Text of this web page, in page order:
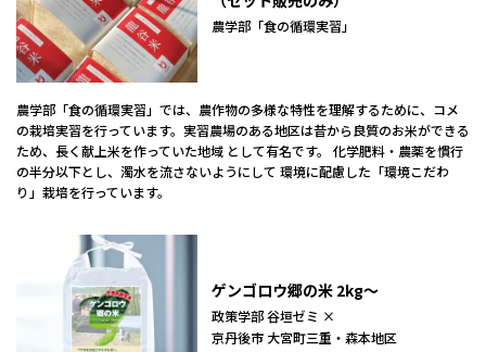
農学部「食の循環実習」
農学部「食の循環実習」では、農作物の多様な特性を理解するために、コメ
の栽培実習を行っています。実習農場のある地区は昔から良質のお米ができる
ため、長く献上米を作っていた地域 として有名です。 化学肥料・農薬を慣行
の半分以下とし、濁水を流さないようにして 環境に配慮した「環境こだわ
り」栽培を行っています。
ゲンゴロウ郷の米 2kg～
政策学部 谷垣ゼミ ×
京丹後市 大宮町三重・森本地区